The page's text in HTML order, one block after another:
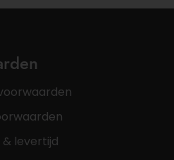
levertijd